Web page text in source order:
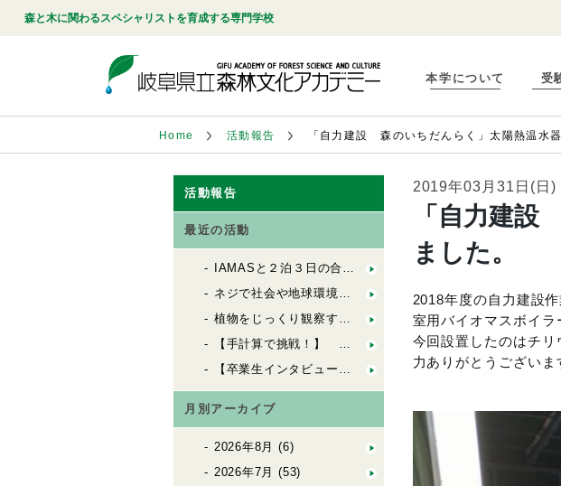
森と木に関わるスペシャリストを育成する専門学校
本学について 受
Home 活動報告 「自力建設 森のいちだんらく」太陽熱温水
活動報告
最近の活動
IAMASと２泊３日の合同合宿！「FbSのためのデザインキャンプ」
ネジで社会や地球環境を良くする会社「シネジックさん」視察
植物をじっくり観察する「植物観察の基礎」
【手計算で挑戦！】 木造の許容応力度計算（２）
【卒業生インタビュー】 ６歳から100歳までの居場所を創る
月別アーカイブ
2026年8月 (6)
2026年7月 (53)
2019年03月31日(日)
「自力建
ました。
2018年度の自力建設
室用バイオマスボイ
今回設置したのはチ
力ありがとうございま